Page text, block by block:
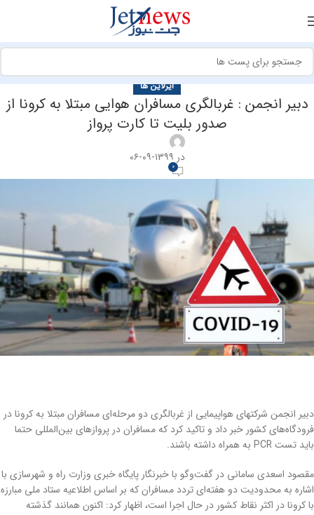
ایرلاین ها
دبیر انجمن : غربالگری مسافران هوایی مبتلا به کرونا از
صدور بلیت تا کارت پرواز
در ۱۳۹۹-۰۹-۰۶
0
دبیر انجمن شرکتهای هواپیمایی از غربالگری دو مرحله‌ای مسافران مبتلا به کرونا در
فرودگاه‌های کشور خبر داد و تاکید کرد که مسافران در پروازهای بین‌المللی حتما
باید تست PCR به همراه داشته باشند.
مقصود اسعدی سامانی در گفت‌وگو با خبرنگار پایگاه خبری وزارت راه و شهرسازی با
اشاره به محدودیت دو هفته‌ای تردد مسافران که بر اساس اطلاعیه ستاد ملی مبارزه
با کرونا در اکثر نقاط کشور در حال اجرا است، اظهار کرد: اکنون همانند گذشته